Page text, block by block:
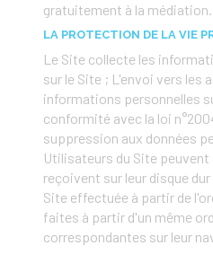
gratuitement à la
LA PROTECTION DE LA VIE
Le Site collecte les
sur le Site ; L'envoi vers
informations personnelles
conformité avec la loi
suppression aux données
Utilisateurs du Site
reçoivent sur leur disque
Site effectuée à partir de
faites à partir d'un même
correspondantes sur leur